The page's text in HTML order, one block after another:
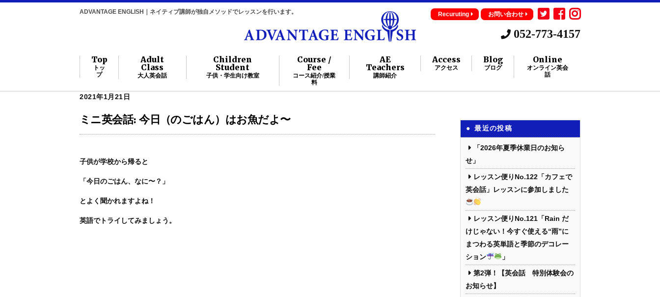
ADVANTAGE ENGLISH｜ネイティブ講師が独自メソッドでレッスンを行います。 Recuruting お問い合わせ
052-773-4157
Top
トッ
プ
Adult
Class
大人英会話
Children
Student
子供・学生向け教室
Course /
Fee
コース紹介/授業
料
AE
Teachers
講師紹介
Access
アクセス
Blog
ブログ
Online
オンライン英会
話
2021年1月21日
ミニ英会話: 今日（のごはん）はお魚だよ〜
子供が学校から帰ると
「今日のごはん、なに〜？」
とよく聞かれますよね！
英語でトライしてみましょう。
最近の投稿
「2026年夏季休業日のお知ら
せ」
レッスン便りNo.122「カフェで
英会話」レッスンに参加しました
レッスン便りNo.121「Rain だ
けじゃない！今すぐ使える“雨”に
まつわる英単語と季節のデコレー
ション
」
第2弾！【英会話 特別体験会の
お知らせ】